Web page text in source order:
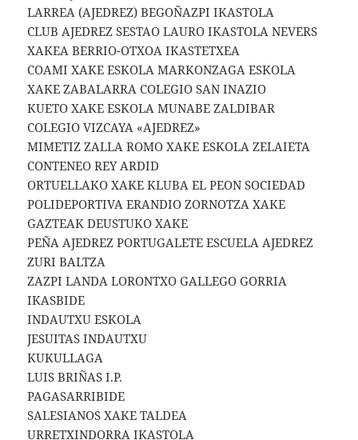
LARREA (AJEDREZ) BEGOÑAZPI IKASTOLA
CLUB AJEDREZ SESTAO LAURO IKASTOLA NEVERS
XAKEA BERRIO-OTXOA IKASTETXEA
COAMI XAKE ESKOLA MARKONZAGA ESKOLA
XAKE ZABALARRA COLEGIO SAN INAZIO
KUETO XAKE ESKOLA MUNABE ZALDIBAR
COLEGIO VIZCAYA «AJEDREZ»
MIMETIZ ZALLA ROMO XAKE ESKOLA ZELAIETA
CONTENEO REY ARDID
ORTUELLAKO XAKE KLUBA EL PEON SOCIEDAD
POLIDEPORTIVA ERANDIO ZORNOTZA XAKE
GAZTEAK DEUSTUKO XAKE
PEÑA AJEDREZ PORTUGALETE ESCUELA AJEDREZ
ZURI BALTZA
ZAZPI LANDA LORONTXO GALLEGO GORRIA
IKASBIDE
INDAUTXU ESKOLA
JESUITAS INDAUTXU
KUKULLAGA
LUIS BRIÑAS I.P.
PAGASARRIBIDE
SALESIANOS XAKE TALDEA
URRETXINDORRA IKASTOLA